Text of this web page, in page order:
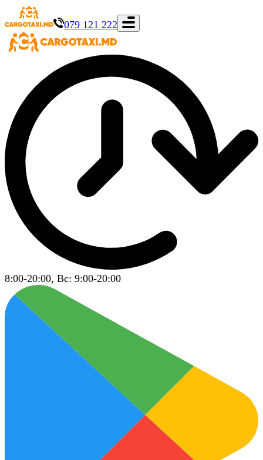
079 121 222
8:00-20:00, Вс: 9:00-20:00